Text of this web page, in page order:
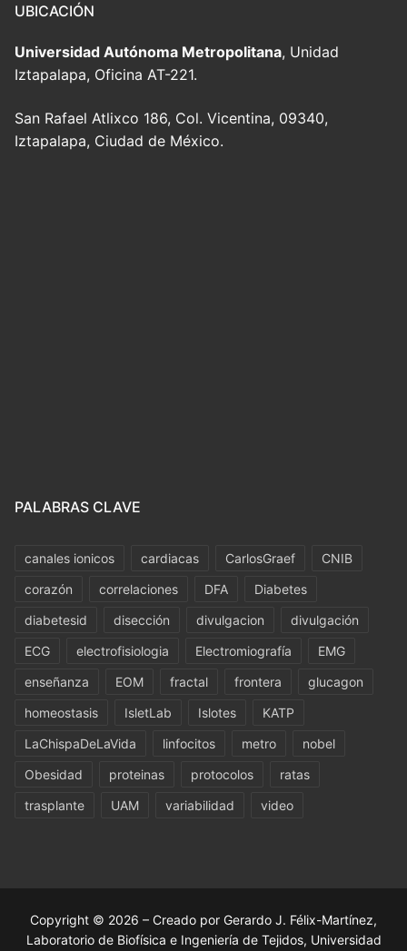
UBICACIÓN
Universidad Autónoma Metropolitana, Unidad
Iztapalapa, Oficina AT-221.
San Rafael Atlixco 186, Col. Vicentina, 09340,
Iztapalapa, Ciudad de México.
PALABRAS CLAVE
canales ionicos cardiacas CarlosGraef
CNIB
corazón
correlaciones DFA
Diabetes
diabetesid
disección divulgacion
divulgación
ECG
electrofisiologia Electromiografía
EMG
enseñanza
EOM fractal frontera
glucagon
homeostasis
IsletLab Islotes
KATP
LaChispaDeLaVida
linfocitos metro
nobel
Obesidad
proteinas protocolos
ratas
trasplante
UAM variabilidad video
Copyright © 2026 – Creado por Gerardo J. Félix-Martínez,
Laboratorio de Biofísica e Ingeniería de Tejidos, Universidad